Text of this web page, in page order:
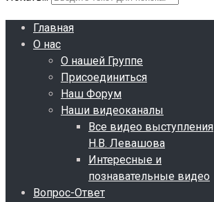
Главная
О нас
О нашей Группе
Присоединиться
Наш Форум
Наши видеоканалы
Все видео выступления
Н.В. Левашова
Интересные и
познавательные видео
Вопрос-Ответ